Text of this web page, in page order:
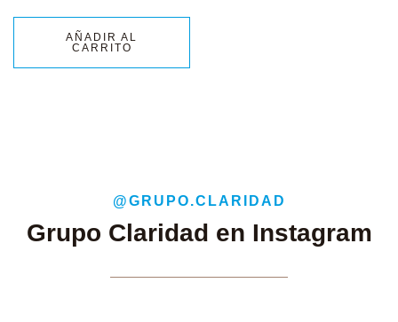
AÑADIR AL
CARRITO
@GRUPO.CLARIDAD
Grupo Claridad en Instagram